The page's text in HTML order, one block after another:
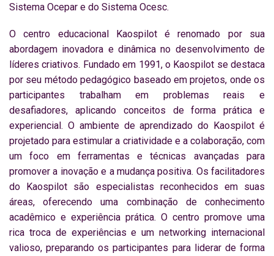
Sistema Ocepar e do Sistema Ocesc.
O centro educacional Kaospilot é renomado por sua
abordagem inovadora e dinâmica no desenvolvimento de
líderes criativos. Fundado em 1991, o Kaospilot se destaca
por seu método pedagógico baseado em projetos, onde os
participantes trabalham em problemas reais e
desafiadores, aplicando conceitos de forma prática e
experiencial. O ambiente de aprendizado do Kaospilot é
projetado para estimular a criatividade e a colaboração, com
um foco em ferramentas e técnicas avançadas para
promover a inovação e a mudança positiva. Os facilitadores
do Kaospilot são especialistas reconhecidos em suas
áreas, oferecendo uma combinação de conhecimento
acadêmico e experiência prática. O centro promove uma
rica troca de experiências e um networking internacional
valioso, preparando os participantes para liderar de forma